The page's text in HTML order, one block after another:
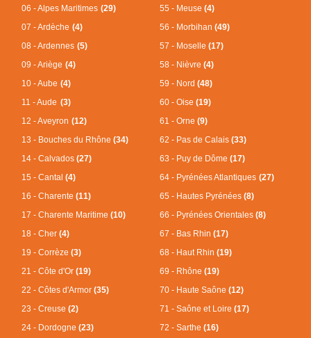
06 - Alpes Maritimes(29)
07 - Ardèche(4)
08 - Ardennes(5)
09 - Ariège(4)
10 - Aube(4)
11 - Aude(3)
12 - Aveyron(12)
13 - Bouches du Rhône(34)
14 - Calvados(27)
15 - Cantal(4)
16 - Charente(11)
17 - Charente Maritime(10)
18 - Cher(4)
19 - Corrèze(3)
21 - Côte d'Or(19)
22 - Côtes d'Armor(35)
23 - Creuse(2)
24 - Dordogne(23)
55 - Meuse (4)
56 - Morbihan (49)
57 - Moselle (17)
58 - Nièvre (4)
59 - Nord (48)
60 - Oise (19)
61 - Orne (9)
62 - Pas de Calais (33)
63 - Puy de Dôme (17)
64 - Pyrénées Atlantiques (27)
65 - Hautes Pyrénées (8)
66 - Pyrénées Orientales (8)
67 - Bas Rhin (17)
68 - Haut Rhin (19)
69 - Rhône (19)
70 - Haute Saône (12)
71 - Saône et Loire (17)
72 - Sarthe (16)